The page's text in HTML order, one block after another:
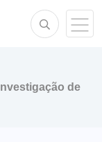
de